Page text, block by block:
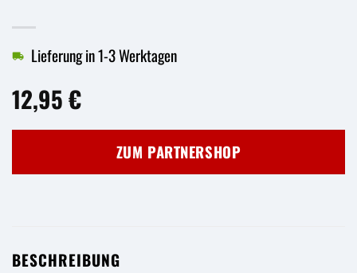
12,95€
Lieferung in 1-3 Werktagen
ZUM PARTNERSHOP
BESCHREIBUNG